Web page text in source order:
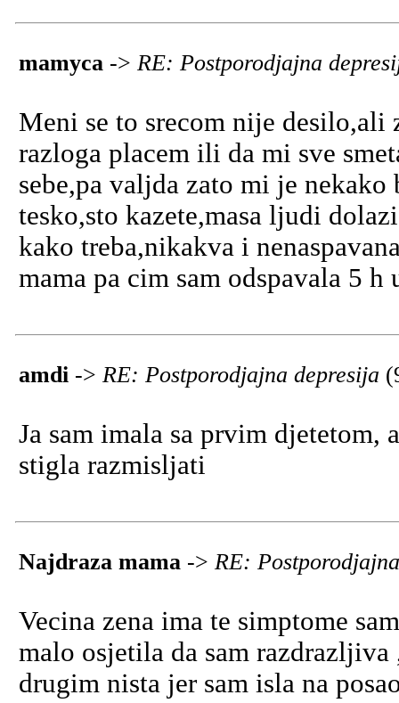
mamyca -> RE: Postporodjajna
Meni se to srecom nije desilo,ali
razloga placem ili da mi sve
sebe,pa valjda zato mi je
tesko,sto kazete,masa ljudi
kako treba,nikakva i
mama pa cim sam odspavala 5
amdi -> RE: Postporodjajna depresija
Ja sam imala sa prvim djetetom,
stigla razmisljati
Najdraza mama -> RE:
Vecina zena ima te simptome
malo osjetila da sam
drugim nista jer sam isla na